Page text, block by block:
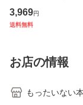
専門職の看護マネ
ジメントスキル 改
恵 藤本幸三 / 南江
堂 [単行
3,969円
送料無料
お店の情報
もったいない